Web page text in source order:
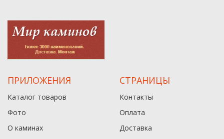
ПРИЛОЖЕНИЯ
Каталог товаров
Фото
О каминах
СТРАНИЦЫ
Контакты
Оплата
Доставка